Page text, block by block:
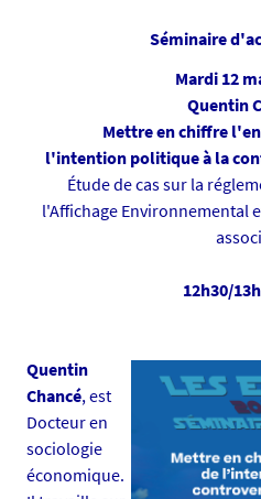
m
e
d
i
a
Séminaire
Mardi 12
Quentin
Mettre en chiffre
l'intention politique à la
Étude de cas sur la
l'Affichage Environnemental
12h30/
Quentin
Chancé, est
Docteur en
sociologie
économique.